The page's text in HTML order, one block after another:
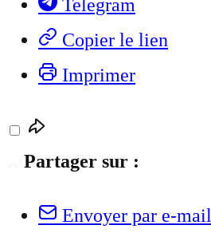
Telegram
Copier le lien
Imprimer
Partager sur :
Envoyer par e-mail